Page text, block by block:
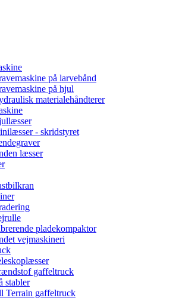
på larvebånd
på hjul
materialehåndterer
- skridstyret
læsser
pladekompaktor
vejmaskineri
gaffeltruck
stabler
Terrain gaffeltruck